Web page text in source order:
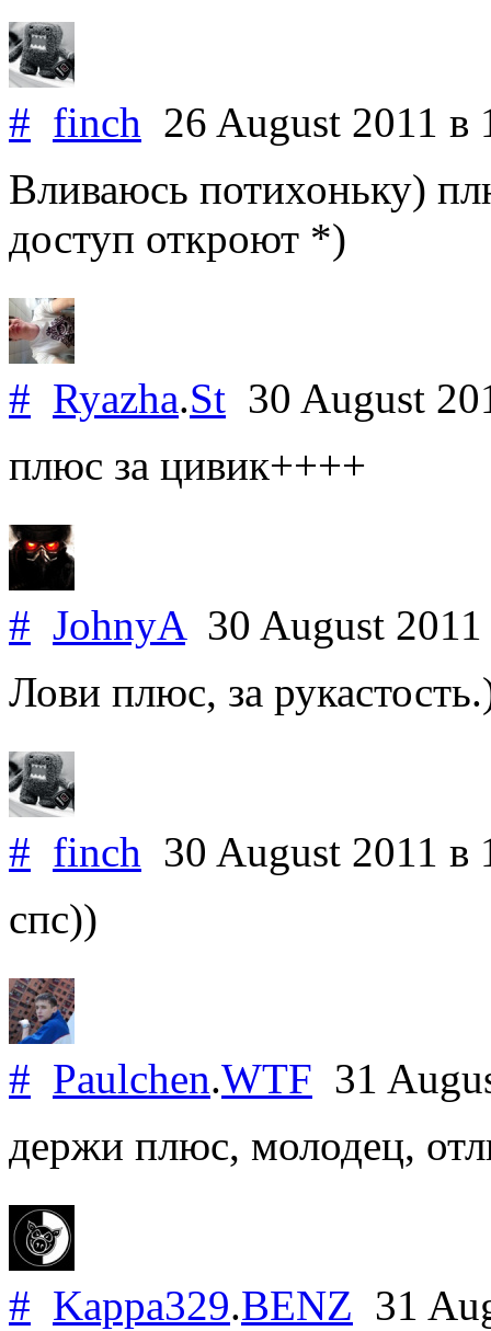
# finch 26 August 2011 в
Вливаюсь потихоньку)
доступ откроют *)
# Ryazha.St 30 August
плюс за цивик++++
# JohnyA30 August
Лови плюс, за
# finch 30 August 2011 в
спс))
# Paulchen.WTF 31
держи плюс, молодец,
# Kappa329.BENZ 31